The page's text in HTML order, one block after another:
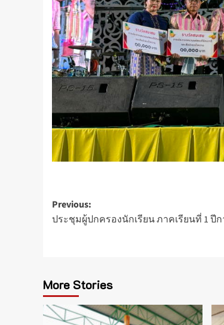
Post
navigation
Previous:
ประชุมผู้ปกครองนักเรียน ภาคเรียนที่ 1 ปีก
More Stories